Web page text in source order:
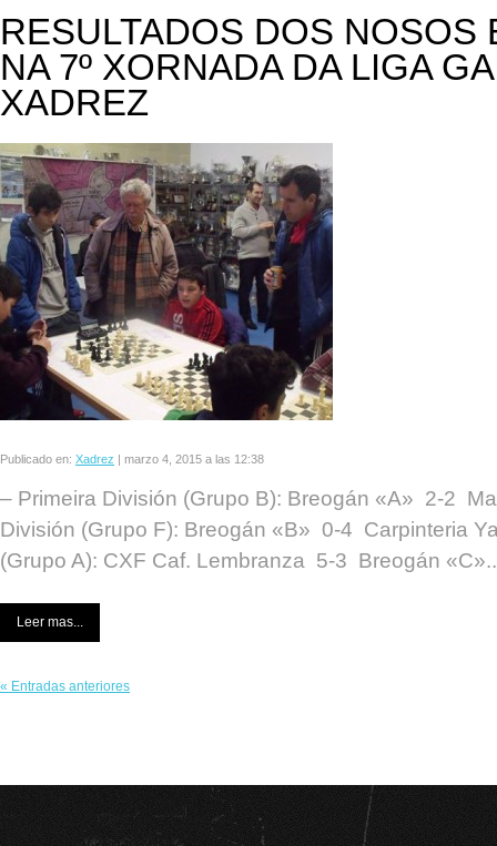
RESULTADOS DOS NOSOS
NA 7º XORNADA DA LIGA
XADREZ
Publicado en: Xadrez | marzo 4, 2015 a las 12:38
– Primeira División (Grupo B): Breogán «A» 2-2
División (Grupo F): Breogán «B» 0-4 Carpinteria
(Grupo A): CXF Caf. Lembranza 5-3 Breogán
Leer mas...
« Entradas anteriores